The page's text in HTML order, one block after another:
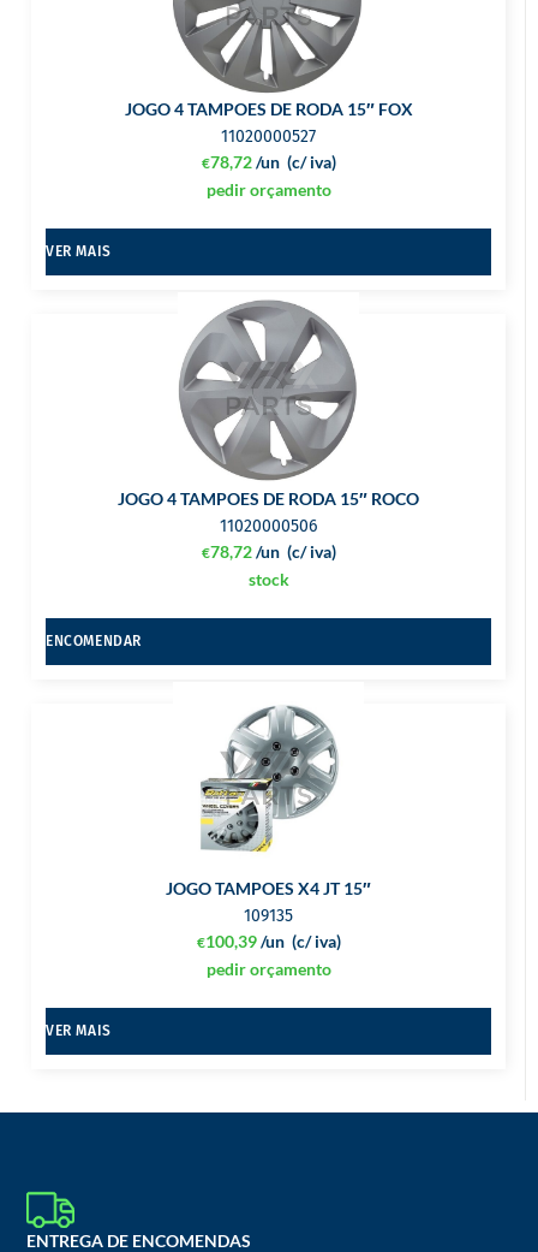
JOGO 4 TAMPOES DE RODA 15″ FOX
11020000527
€78,72 (c/ iva)
/un
pedir orçamento
VER MAIS
JOGO 4 TAMPOES DE RODA 15″ ROCO
11020000506
€78,72 (c/ iva)
/un
stock
ENCOMENDAR
JOGO TAMPOES X4 JT 15″
109135
€100,39 (c/ iva)
/un
pedir orçamento
VER MAIS
ENTREGA DE ENCOMENDAS